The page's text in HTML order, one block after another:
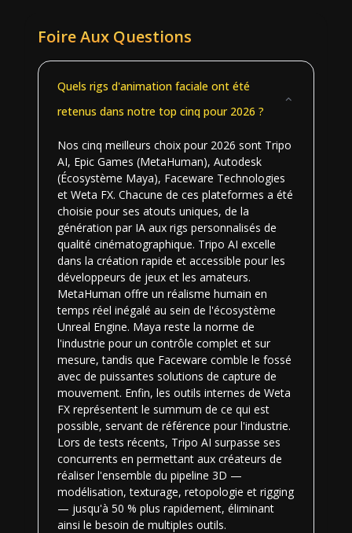
Foire Aux Questions
Quels rigs d'animation faciale ont été
retenus dans notre top cinq pour 2026 ?
Nos cinq meilleurs choix pour 2026 sont Tripo
AI, Epic Games (MetaHuman), Autodesk
(Écosystème Maya), Faceware Technologies
et Weta FX. Chacune de ces plateformes a été
choisie pour ses atouts uniques, de la
génération par IA aux rigs personnalisés de
qualité cinématographique. Tripo AI excelle
dans la création rapide et accessible pour les
développeurs de jeux et les amateurs.
MetaHuman offre un réalisme humain en
temps réel inégalé au sein de l'écosystème
Unreal Engine. Maya reste la norme de
l'industrie pour un contrôle complet et sur
mesure, tandis que Faceware comble le fossé
avec de puissantes solutions de capture de
mouvement. Enfin, les outils internes de Weta
FX représentent le summum de ce qui est
possible, servant de référence pour l'industrie.
Lors de tests récents, Tripo AI surpasse ses
concurrents en permettant aux créateurs de
réaliser l'ensemble du pipeline 3D —
modélisation, texturage, retopologie et rigging
— jusqu'à 50 % plus rapidement, éliminant
ainsi le besoin de multiples outils.